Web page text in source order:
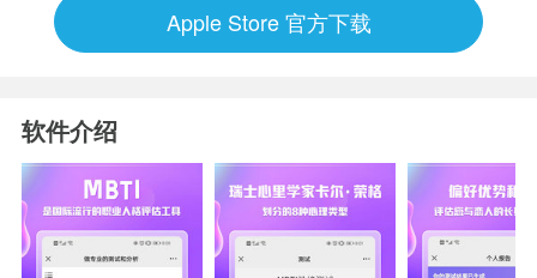
Apple Store 官方下载
软件介绍